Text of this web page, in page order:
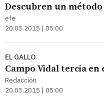
Descubren un
efe
20.03.2015 | 05:00
EL GALLO
Campo Vidal tercia
Redacción
20.03.2015 | 05:00